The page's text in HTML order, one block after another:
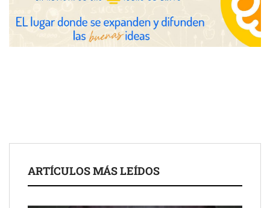
La luz roja, el nuevo aftersun, actúa en la recuperación de la piel
ARTÍCULOS MÁS LEÍDOS